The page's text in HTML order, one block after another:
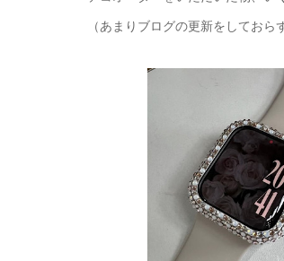
（あまりブログの更新をしてお